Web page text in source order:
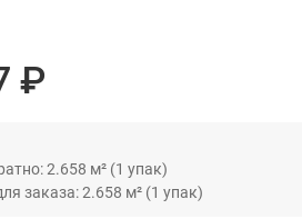
₽
2.658 м² (1 упак)
заказа: 2.658 м² (1 упак)